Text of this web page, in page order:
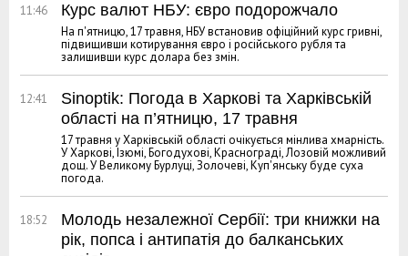
11:46 Курс валют НБУ: євро подорожчало
На п'ятницю, 17 травня, НБУ встановив офіційний курс гривні,
підвищивши котирування євро і російського рубля та
залишивши курс долара без змін.
12:41
Sinoptik: Погода в Харкові та Харківській
області на п’ятницю, 17 травня
17 травня у Харківській області очікується мінлива хмарність.
У Харкові, Ізюмі, Богодухові, Краснограді, Лозовій можливий
дощ. У Великому Бурлуці, Золочеві, Куп'янську буде суха
погода.
18:52
Молодь незалежної Сербії: три книжки на
рік, попса і антипатія до балканських